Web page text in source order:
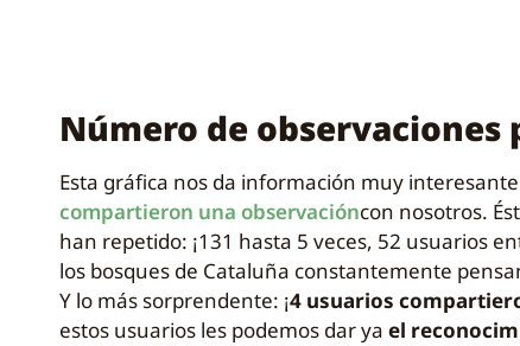
Número de observaciones
Esta gráfica nos da información muy
compartieron una observacióncon nosotros.
han repetido: ¡131 hasta 5 veces, 52 usuarios
los bosques de Cataluña constantemente
Y lo más sorprendente: ¡4 usuarios
estos usuarios les podemos dar ya el